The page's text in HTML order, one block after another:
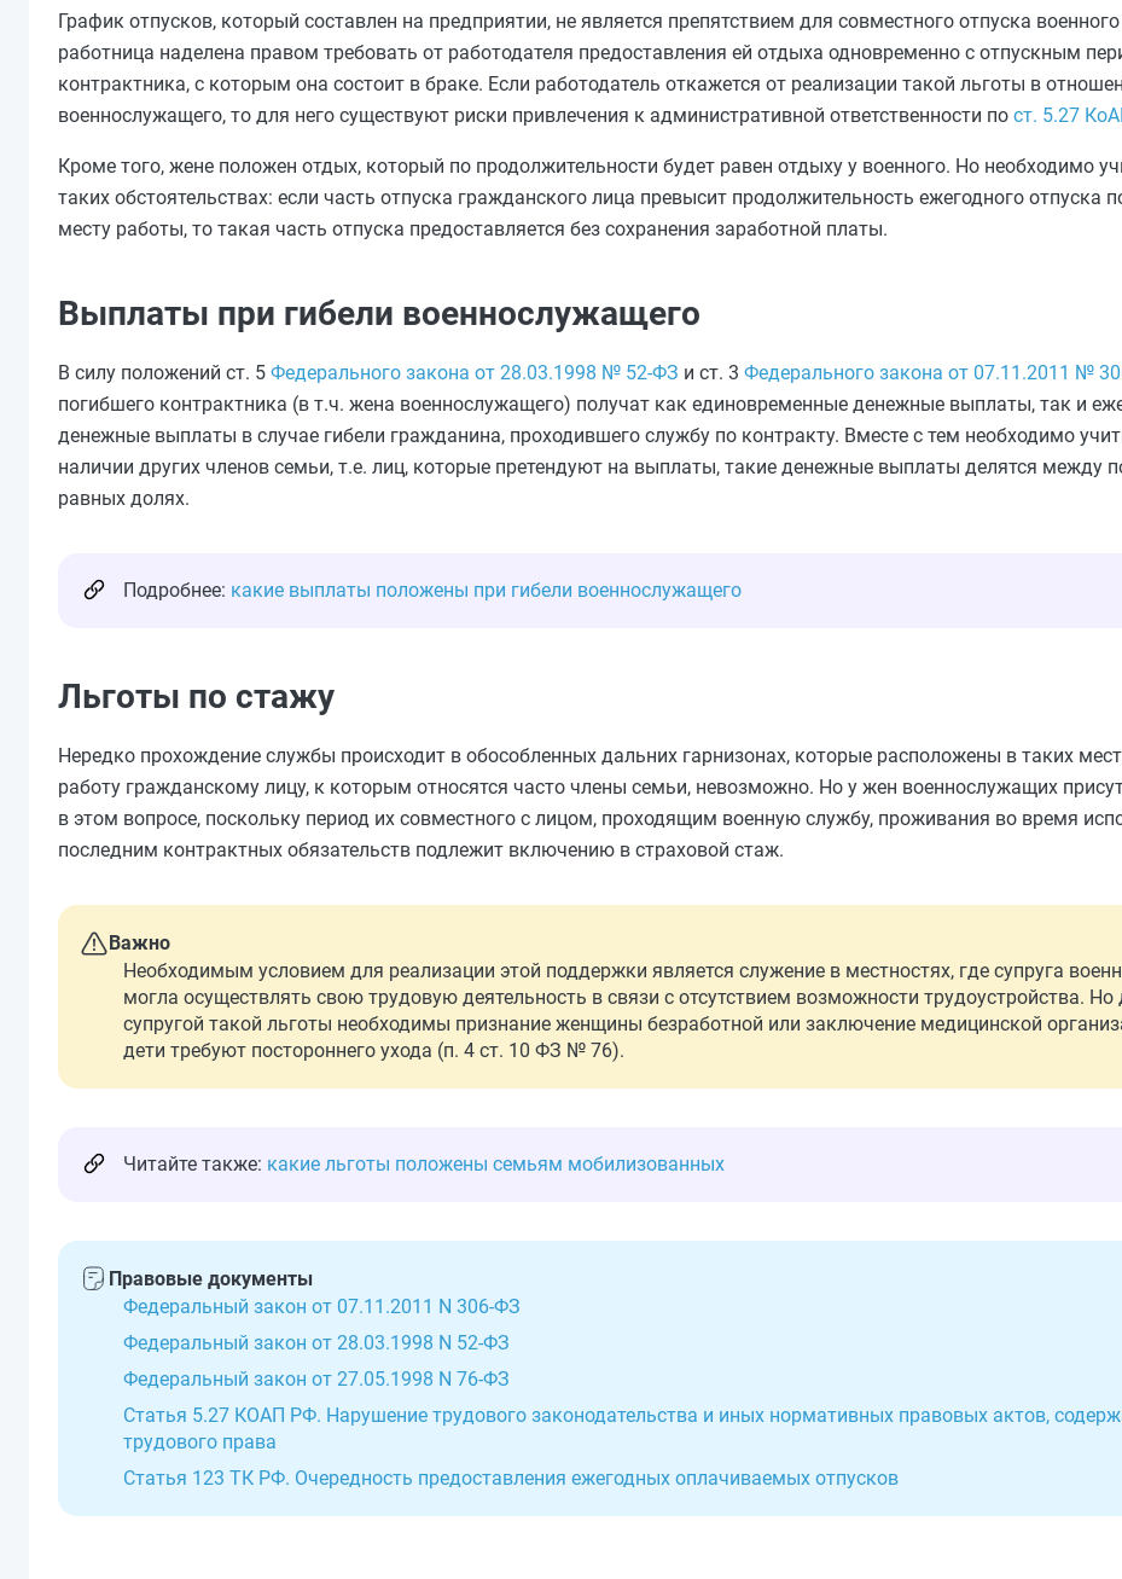
График отпусков, который составлен на предприятии, не является препятствием для совместного отпуска
работница наделена правом требовать от работодателя предоставления ей отдыха одновременно с отпускным
контрактника, с которым она состоит в браке. Если работодатель откажется от реализации такой льготы в
военнослужащего, то для него существуют риски привлечения к административной ответственности по ст. 5.27
Кроме того, жене положен отдых, который по продолжительности будет равен отдыху у военного. Но необходимо
таких обстоятельствах: если часть отпуска гражданского лица превысит продолжительность ежегодного отпуска
месту работы, то такая часть отпуска предоставляется без сохранения заработной платы.
Выплаты при гибели военнослужащего
В силу положений ст. 5 Федерального закона от 28.03.1998 № 52-ФЗ и ст. 3 Федерального закона от 07.11.2011 №
погибшего контрактника (в т.ч. жена военнослужащего) получат как единовременные денежные выплаты, так и
денежные выплаты в случае гибели гражданина, проходившего службу по контракту. Вместе с тем необходимо
наличии других членов семьи, т.е. лиц, которые претендуют на выплаты, такие денежные выплаты делятся между
равных долях.
Подробнее: какие выплаты положены при гибели военнослужащего
Льготы по стажу
Нередко прохождение службы происходит в обособленных дальних гарнизонах, которые расположены в таких
работу гражданскому лицу, к которым относятся часто члены семьи, невозможно. Но у жен военнослужащих
в этом вопросе, поскольку период их совместного с лицом, проходящим военную службу, проживания во время
последним контрактных обязательств подлежит включению в страховой стаж.
Важно
Необходимым условием для реализации этой поддержки является служение в местностях, где супруга
могла осуществлять свою трудовую деятельность в связи с отсутствием возможности трудоустройства. Но
супругой такой льготы необходимы признание женщины безработной или заключение медицинской
дети требуют постороннего ухода (п. 4 ст. 10 ФЗ № 76).
Читайте также: какие льготы положены семьям мобилизованных
Правовые документы
Федеральный закон от 07.11.2011 N 306-ФЗ
Федеральный закон от 28.03.1998 N 52-ФЗ
Федеральный закон от 27.05.1998 N 76-ФЗ
Статья 5.27 КОАП РФ. Нарушение трудового законодательства и иных нормативных правовых актов,
трудового права
Статья 123 ТК РФ. Очередность предоставления ежегодных оплачиваемых отпусков